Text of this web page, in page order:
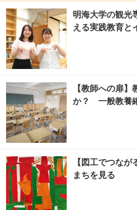
明海大学の観光
える実践教育と
【教師への扉
か？ 一般教養
【図工でつなが
まちを見る